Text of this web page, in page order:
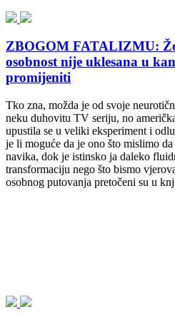
ZBOGOM FATALIZMU:
osobnost nije uklesana u
promijeniti
Tko zna, možda je od svoje
neku duhovitu TV seriju, no
upustila se u veliki eksperiment i
je li moguće da je ono što mislimo
navika, dok je istinsko ja daleko
transformaciju nego što bismo
osobnog putovanja pretočeni su u